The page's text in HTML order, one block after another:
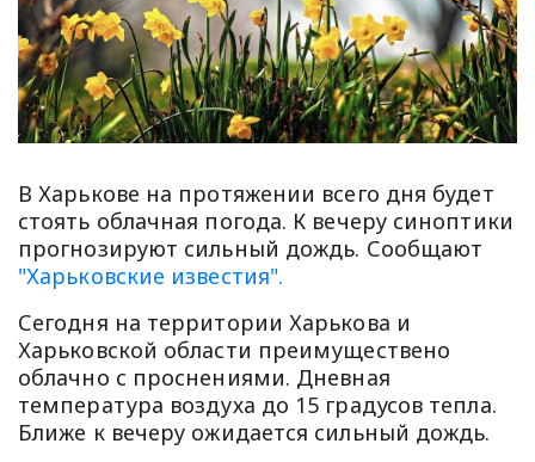
В Харькове на протяжении всего дня будет
стоять облачная погода. К вечеру синоптики
прогнозируют сильный дождь. Сообщают
"Харьковские известия".
Сегодня на территории Харькова и
Харьковской области преимуществено
облачно с проснениями. Дневная
температура воздуха до 15 градусов тепла.
Ближе к вечеру ожидается сильный дождь.